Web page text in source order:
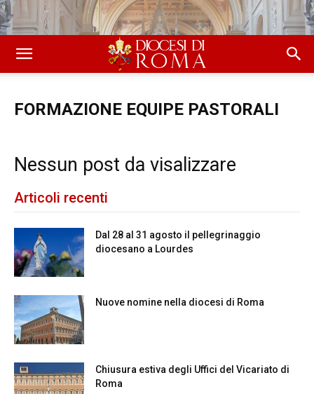
FORMAZIONE EQUIPE PASTORALI
Nessun post da visalizzare
Articoli recenti
Dal 28 al 31 agosto il pellegrinaggio
diocesano a Lourdes
Nuove nomine nella diocesi di Roma
Chiusura estiva degli Uffici del Vicariato di
Roma